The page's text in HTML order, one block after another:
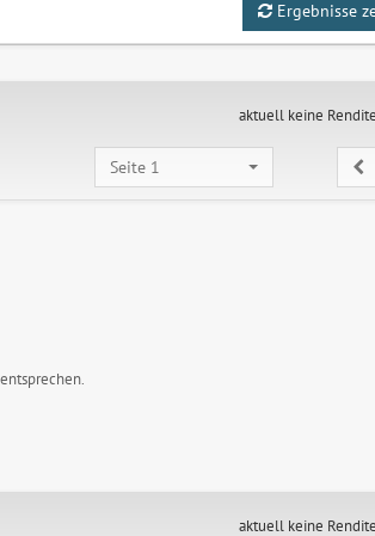
Ergebnisse
aktuell keine
Seite 1
aktuell keine